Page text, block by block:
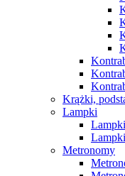
Krążki,
Lampki
Metronomy